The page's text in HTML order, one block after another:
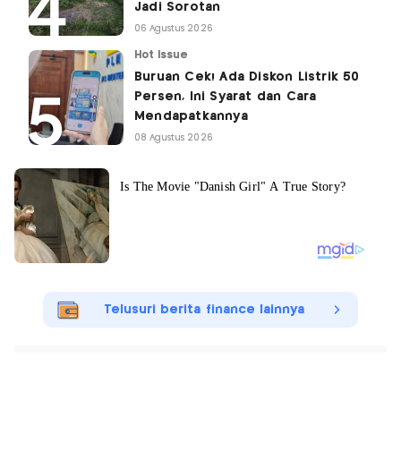
Jadi Sorotan
06 Agustus 2026
Hot Issue
Buruan Cek! Ada Diskon Listrik 50
Persen, Ini Syarat dan Cara
Mendapatkannya
08 Agustus 2026
Telusuri berita finance lainnya